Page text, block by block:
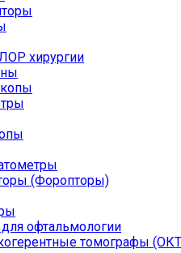
хирургии
(Форопторы)
офтальмологии
томографы